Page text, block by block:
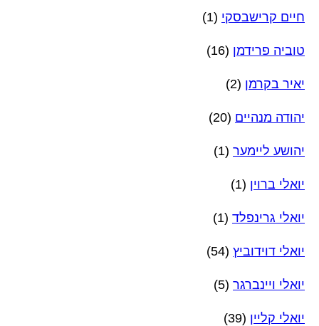
חיים קרישבסקי (1)
טוביה פרידמן (16)
יאיר בקרמן (2)
יהודה מנהיים (20)
יהושע ליימער (1)
יואלי ברוין (1)
יואלי גרינפלד (1)
יואלי דוידוביץ (54)
יואלי ויינברגר (5)
יואלי קליין (39)